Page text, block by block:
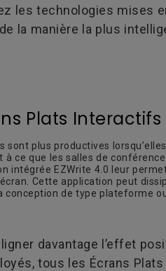
les technologies mises
la manière la plus
Plats Interactifs
sont plus productives
à ce que les salles de
intégrée EZWrite 4.0 leur
Cette application peut
conception de type plateforme
davantage l’effet
tous les Écrans